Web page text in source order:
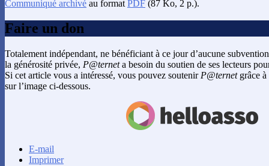
Communiqué archivé au format PDF (87 Ko, 2 p.).
Faire un don
Totalement indépendant, ne bénéficiant à ce jour d’aucune
la générosité privée, P@terneta besoin du soutien de ses lecteurs
Si cet article vous a intéressé, vous pouvez soutenir P@ternetgrâce à
sur l’image ci-dessous.
E-mail
Imprimer